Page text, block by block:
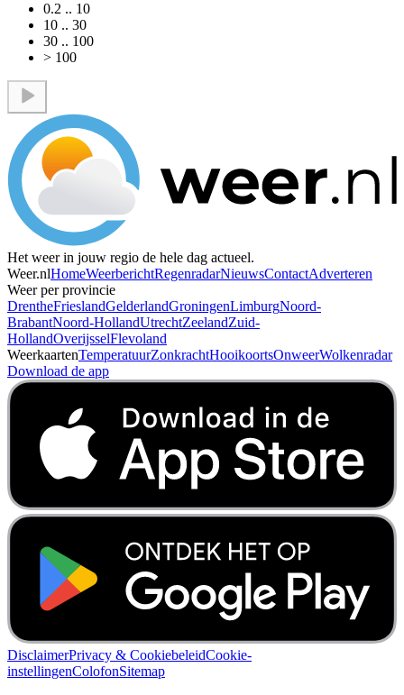
0.2 .. 10
10 .. 30
30 .. 100
> 100
Het weer in jouw regio de hele dag actueel.
Weer.nlHomeWeerberichtRegenradarNieuwsContactAdverteren
Weer per provincie
DrentheFrieslandGelderlandGroningenLimburgNoord-
BrabantNoord-HollandUtrechtZeelandZuid-
HollandOverijsselFlevoland
WeerkaartenTemperatuurZonkrachtHooikoortsOnweerWolkenradar
Download de app
DisclaimerPrivacy & CookiebeleidCookie-
instellingenColofonSitemap